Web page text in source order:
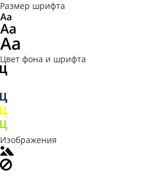
Размер шрифта
Цвет фона и шрифта
Изображения